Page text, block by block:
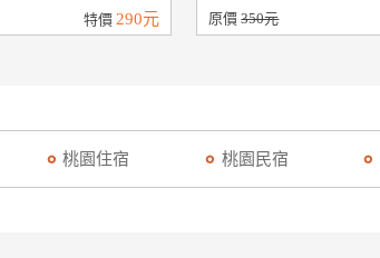
特價 290元 原價350元
桃園住宿 桃園民宿